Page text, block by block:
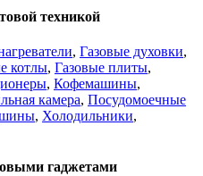
техникой
, Газовые духовки,
котлы, Газовые плиты,
, Кофемашины,
камера, Посудомоечные
, Холодильники,
гаджетами